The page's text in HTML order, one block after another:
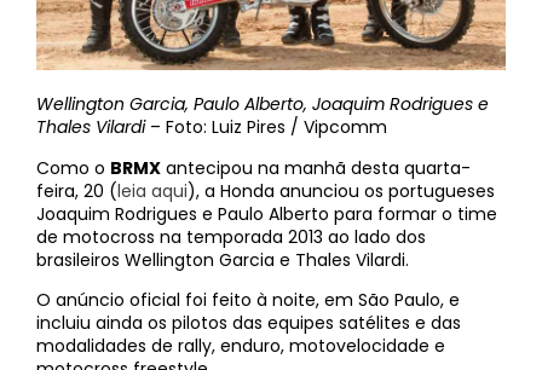
Wellington Garcia, Paulo Alberto, Joaquim Rodrigues e
Thales Vilardi – Foto: Luiz Pires / Vipcomm
Como o BRMX antecipou na manhã desta quarta-
feira, 20 (leia aqui), a Honda anunciou os portugueses
Joaquim Rodrigues e Paulo Alberto para formar o time
de motocross na temporada 2013 ao lado dos
brasileiros Wellington Garcia e Thales Vilardi.
O anúncio oficial foi feito à noite, em São Paulo, e
incluiu ainda os pilotos das equipes satélites e das
modalidades de rally, enduro, motovelocidade e